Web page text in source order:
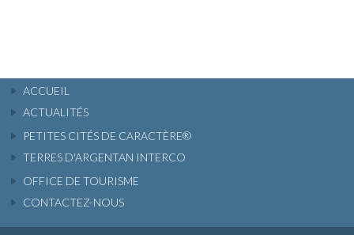
ACCUEIL
ACTUALITÉS
PETITES CITÉS DE CARACTÈRE®
TERRES D'ARGENTAN INTERCO
OFFICE DE TOURISME
CONTACTEZ-NOUS